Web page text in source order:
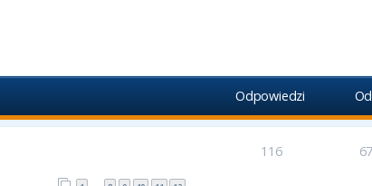
Odpowiedzi
116